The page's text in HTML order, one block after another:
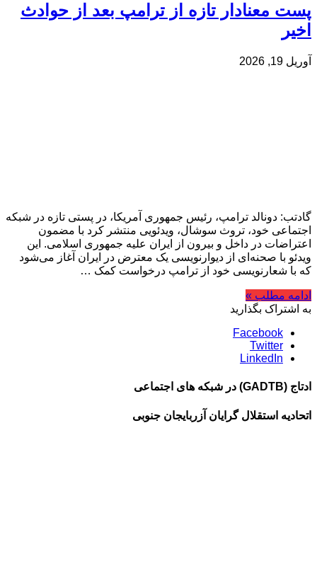
پست معنادار تازه از ترامپ بعد از حوادث
اخیر
آوریل 19, 2026
گادتب: دونالد ترامپ، رئیس جمهوری آمریکا، در پستی تازه در شبکه
اجتماعی خود، تروث سوشال، ویدئویی منتشر کرد با مضمون
اعتراضات در داخل و بیرون از ایران علیه جمهوری اسلامی. این
ویدئو با صحنه‌ای از دیوارنویسی یک معترض در ایران آغاز می‌شود
که با شعارنویسی خود از ترامپ درخواست کمک …
ادامه مطلب »
به اشتراک بگذارید
Facebook
Twitter
LinkedIn
ادتاج (GADTB) در شبکه های اجتماعی
اتحادیه استقلال گرایان آزربایجان جنوبی